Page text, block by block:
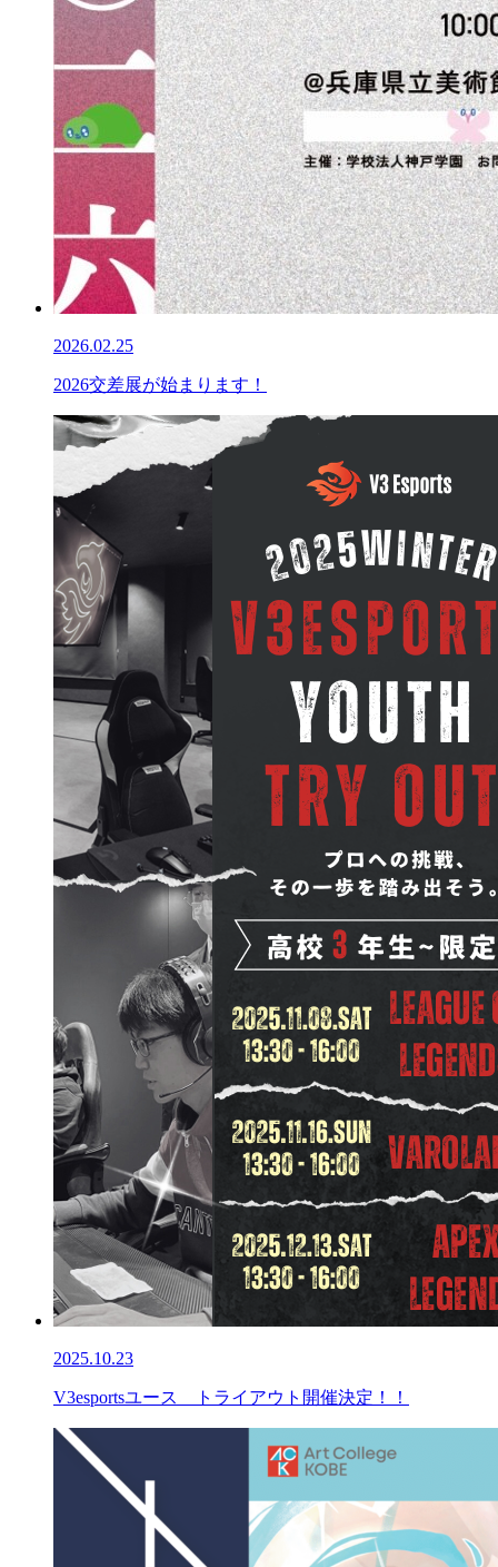
2026.02.25
2026交差展が始まります！
2025.10.23
V3esportsユース トライアウト開催決定！！